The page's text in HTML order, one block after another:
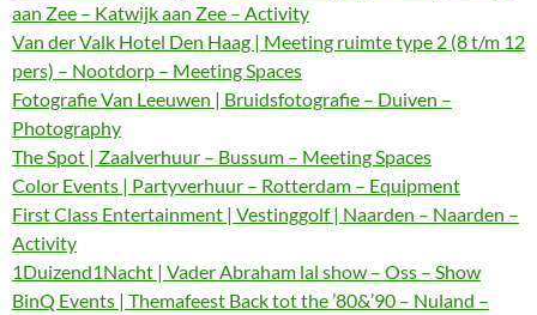
aan Zee – Katwijk aan Zee – Activity
Van der Valk Hotel Den Haag | Meeting ruimte type 2 (8 t/m 12
pers) – Nootdorp – Meeting Spaces
Fotografie Van Leeuwen | Bruidsfotografie – Duiven –
Photography
The Spot | Zaalverhuur – Bussum – Meeting Spaces
Color Events | Partyverhuur – Rotterdam – Equipment
First Class Entertainment | Vestinggolf | Naarden – Naarden –
Activity
1Duizend1Nacht | Vader Abraham lal show – Oss – Show
BinQ Events | Themafeest Back tot the ’80&’90 – Nuland –